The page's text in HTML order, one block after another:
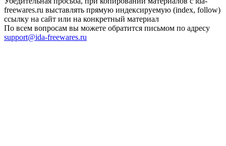
freewares.ru выставлять прямую индексируемую (index, follow)
ссылку на сайт или на конкретный материал
По всем вопросам вы можете обратится письмом по адресу
support@ida-freewares.ru